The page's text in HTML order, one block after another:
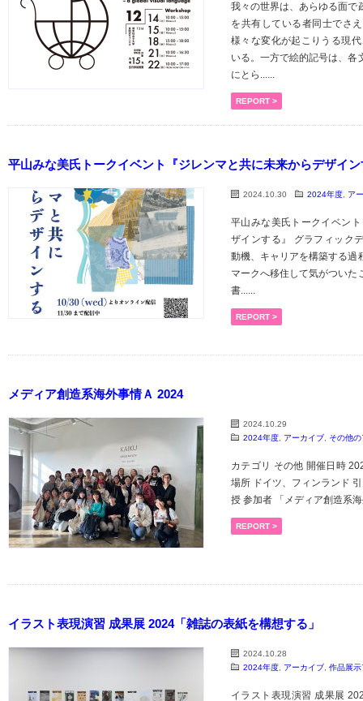
我々の世界は、あらゆる面で
を共有している者同士でさ
様々な変化が起こりうる現
いる。一方で絵的記号は、各
にとら......
REPORT >
平山みな美氏トークイベント『ジレンマと共に未来からデザイ
2024.10.30 2024年度 ア
平山みな美氏トークイベン
ザインする』 グラフィック
動機、キャリアを構築する過
マークへ移住して気がついた
書......
REPORT >
メディア創造系海外事情Ａ 2024
2024.10.29
2024年度
アーカイブ その他
カテゴリ その他 開催日時
場所 ドイツ、フィンランド
授 参加者 「メディア創造系
REPORT >
イラスト表現演習 成果展 2024「雑誌の表紙を構想する」
2024.10.28
2024年度
アーカイブ 作品展
イラスト表現演習 成果展